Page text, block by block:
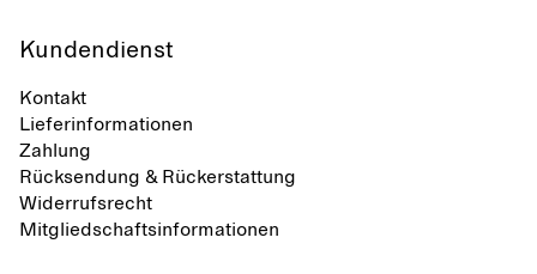
Kundendienst
Kontakt
Lieferinformationen
Zahlung
Rücksendung & Rückerstattung
Widerrufsrecht
Mitgliedschaftsinformationen